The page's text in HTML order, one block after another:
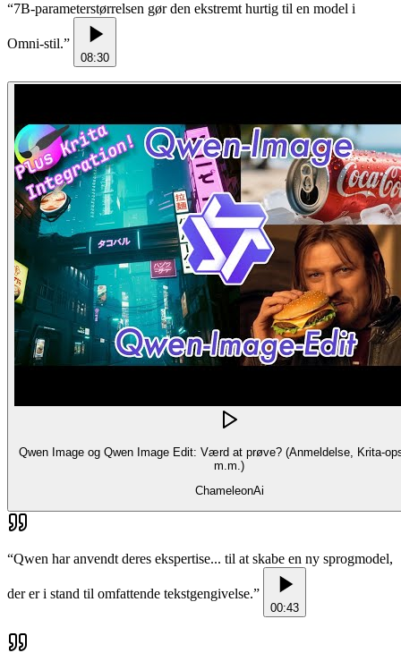
“7B-parameterstørrelsen gør den ekstremt hurtig til en model i
Omni-stil.”
08:30
Qwen Image og Qwen Image Edit: Værd at prøve? (Anmeldelse, Krita-
m.m.)
ChameleonAi
“Qwen har anvendt deres ekspertise... til at skabe en ny sprogmodel,
der er i stand til omfattende tekstgengivelse.”
00:43